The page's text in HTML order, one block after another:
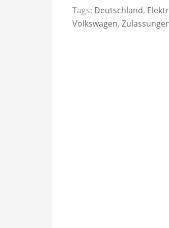
Tags: Deutschland,
Volkswagen,